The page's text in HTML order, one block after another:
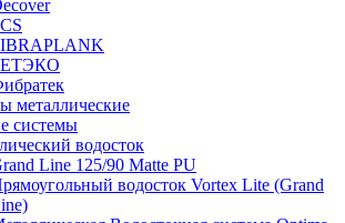
металлические
системы
водосток
Line 125/90 Matte PU
водосток Vortex Lite (Grand